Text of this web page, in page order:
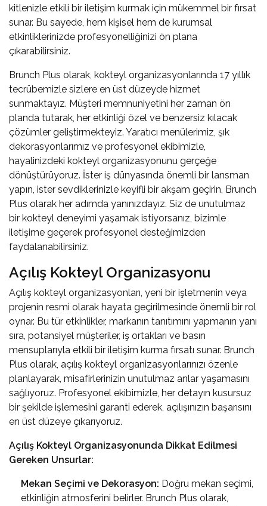
kitlenizle etkili bir iletişim kurmak için mükemmel bir fırsat
sunar. Bu sayede, hem kişisel hem de kurumsal
etkinliklerinizde profesyonelliğinizi ön plana
çıkarabilirsiniz.
Brunch Plus olarak, kokteyl organizasyonlarında 17 yıllık
tecrübemizle sizlere en üst düzeyde hizmet
sunmaktayız. Müşteri memnuniyetini her zaman ön
planda tutarak, her etkinliği özel ve benzersiz kılacak
çözümler geliştirmekteyiz. Yaratıcı menülerimiz, şık
dekorasyonlarımız ve profesyonel ekibimizle,
hayalinizdeki kokteyl organizasyonunu gerçeğe
dönüştürüyoruz. İster iş dünyasında önemli bir lansman
yapın, ister sevdiklerinizle keyifli bir akşam geçirin, Brunch
Plus olarak her adımda yanınızdayız. Siz de unutulmaz
bir kokteyl deneyimi yaşamak istiyorsanız, bizimle
iletişime geçerek profesyonel desteğimizden
faydalanabilirsiniz.
Açılış Kokteyl Organizasyonu
Açılış kokteyl organizasyonları, yeni bir işletmenin veya
projenin resmi olarak hayata geçirilmesinde önemli bir rol
oynar. Bu tür etkinlikler, markanın tanıtımını yapmanın yanı
sıra, potansiyel müşteriler, iş ortakları ve basın
mensuplarıyla etkili bir iletişim kurma fırsatı sunar. Brunch
Plus olarak, açılış kokteyl organizasyonlarınızı özenle
planlayarak, misafirlerinizin unutulmaz anlar yaşamasını
sağlıyoruz. Profesyonel ekibimizle, her detayın kusursuz
bir şekilde işlemesini garanti ederek, açılışınızın başarısını
en üst düzeye çıkarıyoruz.
Açılış Kokteyl Organizasyonunda Dikkat Edilmesi
Gereken Unsurlar:
Mekan Seçimi ve Dekorasyon: Doğru mekan seçimi,
etkinliğin atmosferini belirler. Brunch Plus olarak,